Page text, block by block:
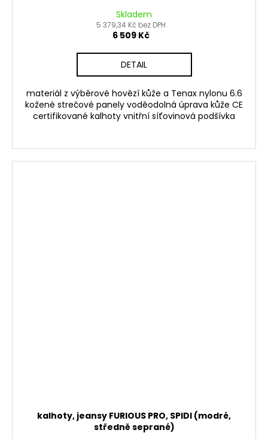
Skladem
5 379,34 Kč bez DPH
6 509 Kč
DETAIL
materiál z výběrové hovězí kůže a Tenax nylonu 6.6
kožené strečové panely voděodolná úprava kůže CE
certifikované kalhoty vnitřní síťovinová podšívka
kalhoty, jeansy FURIOUS PRO, SPIDI (modré,
středně seprané)